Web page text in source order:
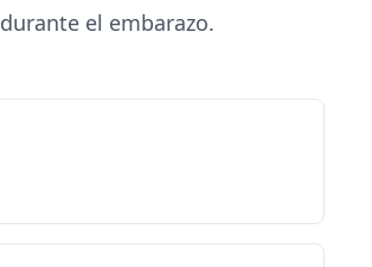
durante el embarazo.